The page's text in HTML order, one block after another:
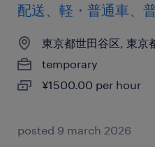
配送、軽・普通車、
東京都世田谷区, 東京
temporary
¥1500.00 per hour
posted 9 march 2026